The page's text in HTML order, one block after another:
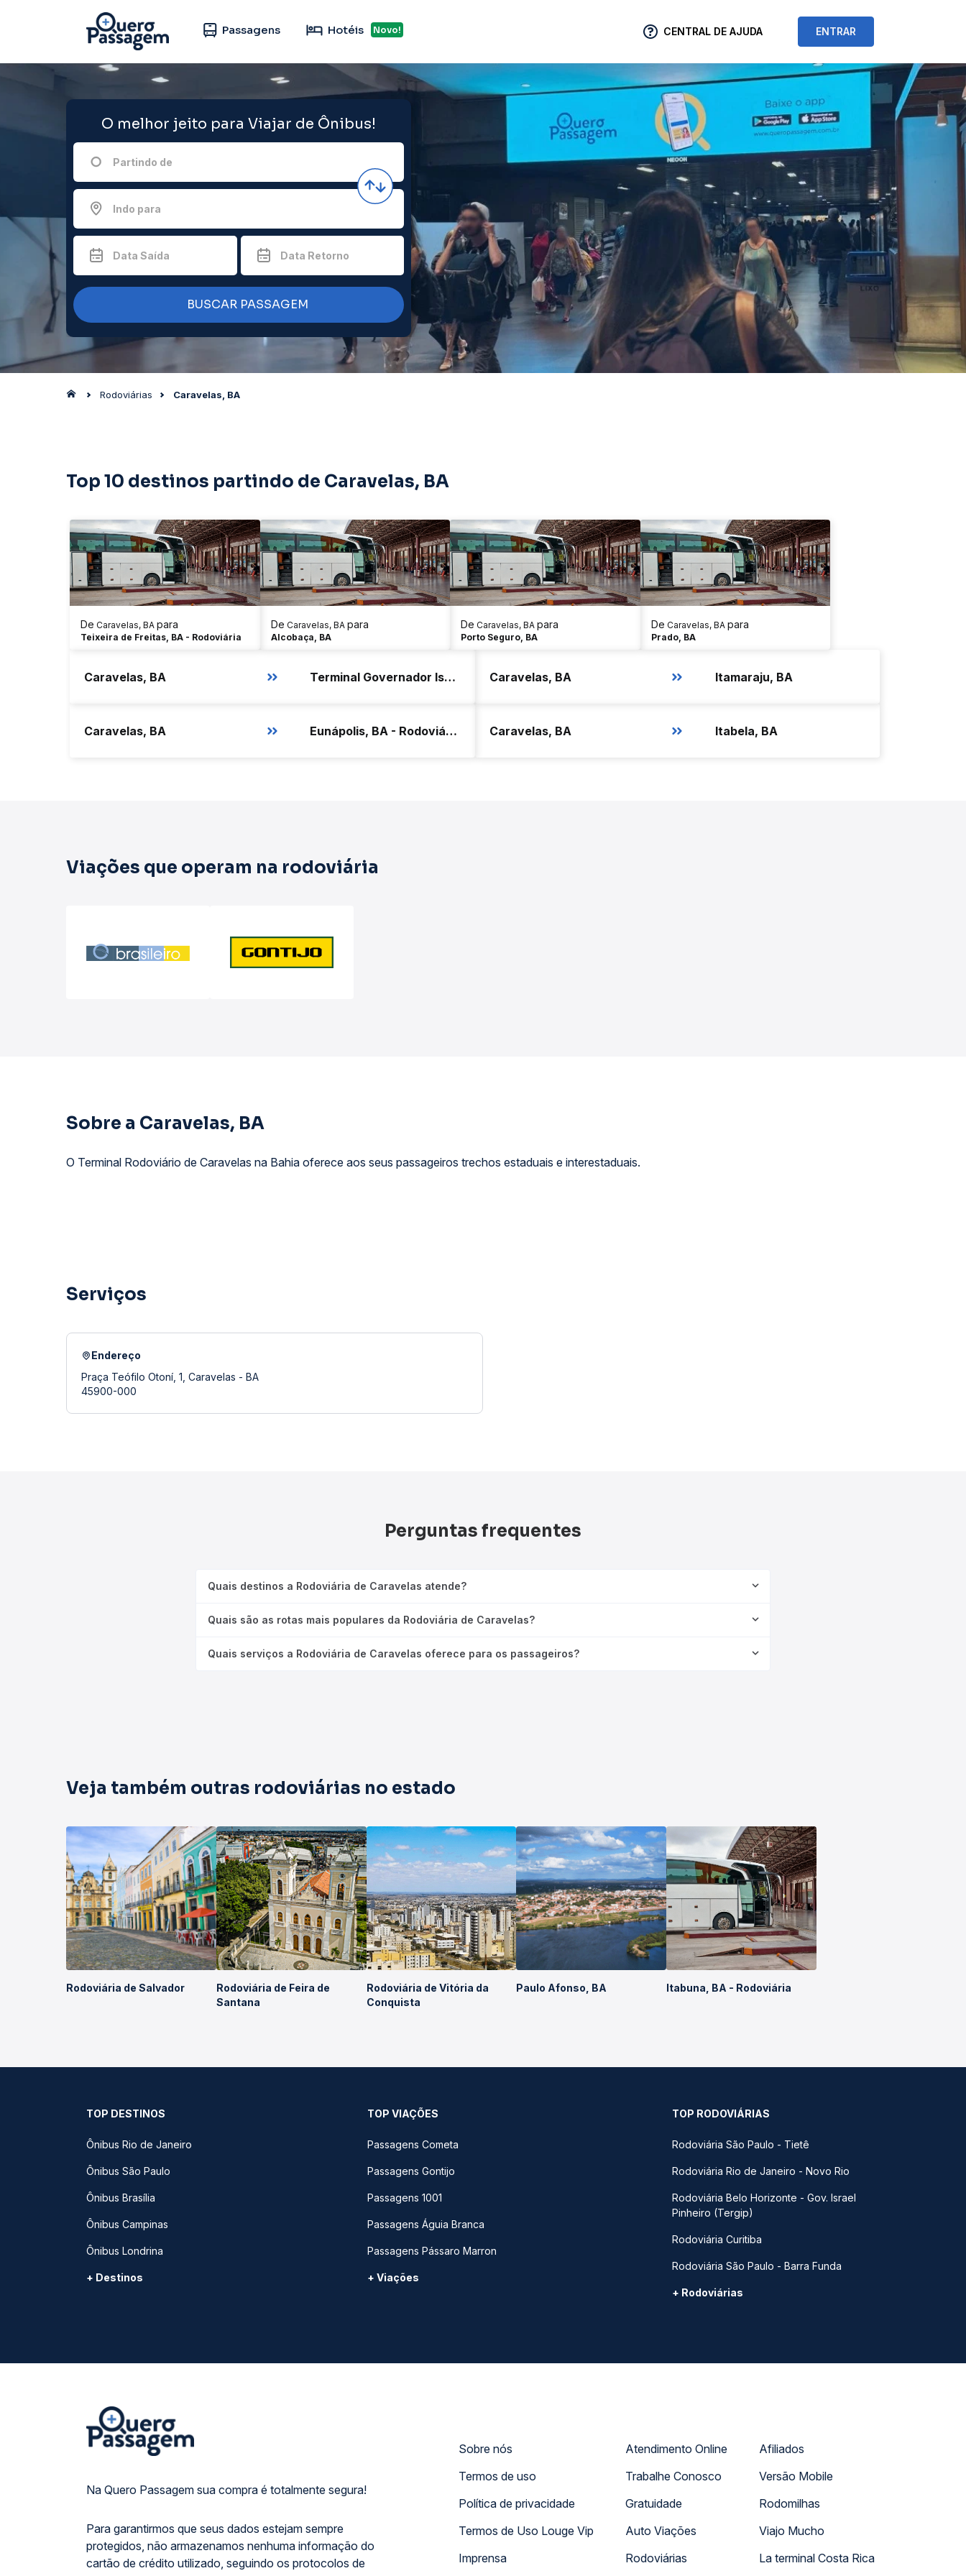
Passagens Hotéis Novo! CENTRAL DE AJUDA ENTRAR
O melhor jeito para Viajar de Ônibus!
Partindo de
Indo para
Data Saída Data Retorno
BUSCAR PASSAGEM
Rodoviárias Caravelas, BA
Top 10 destinos partindo de Caravelas, BA
De Caravelas, BA para
Teixeira de Freitas, BA - Rodoviária
De Caravelas, BA para
Alcobaça, BA
De Caravelas, BA para
Porto Seguro, BA
De Caravelas, BA para
Prado, BA
Caravelas, BA Terminal Governador Israel Pinheiro - Tergip Caravelas, BA Itamaraju, BA
Caravelas, BA Eunápolis, BA - Rodoviária Caravelas, BA Itabela, BA
Viações que operam na rodoviária
Sobre a Caravelas, BA
O Terminal Rodoviário de Caravelas na Bahia oferece aos seus passageiros trechos estaduais e interestaduais.
Serviços
Endereço
Praça Teófilo Otoní, 1, Caravelas - BA
45900-000
Perguntas frequentes
Quais destinos a Rodoviária de Caravelas atende?
Quais são as rotas mais populares da Rodoviária de Caravelas?
Quais serviços a Rodoviária de Caravelas oferece para os passageiros?
Veja também outras rodoviárias no estado
Rodoviária de Salvador
Rodoviária de Feira de
Santana
Rodoviária de Vitória da
Conquista
Paulo Afonso, BA Itabuna, BA - Rodoviária
TOP DESTINOS
Ônibus Rio de Janeiro
Ônibus São Paulo
Ônibus Brasília
Ônibus Campinas
Ônibus Londrina
+ Destinos
TOP VIAÇÕES
Passagens Cometa
Passagens Gontijo
Passagens 1001
Passagens Águia Branca
Passagens Pássaro Marron
+ Viações
TOP RODOVIÁRIAS
Rodoviária São Paulo - Tietê
Rodoviária Rio de Janeiro - Novo Rio
Rodoviária Belo Horizonte - Gov. Israel
Pinheiro (Tergip)
Rodoviária Curitiba
Rodoviária São Paulo - Barra Funda
+ Rodoviárias
Na Quero Passagem sua compra é totalmente segura!
Para garantirmos que seus dados estejam sempre
protegidos, não armazenamos nenhuma informação do
cartão de crédito utilizado, seguindo os protocolos de
Sobre nós
Termos de uso
Política de privacidade
Termos de Uso Louge Vip
Imprensa
Atendimento Online
Trabalhe Conosco
Gratuidade
Auto Viações
Rodoviárias
Afiliados
Versão Mobile
Rodomilhas
Viajo Mucho
La terminal Costa Rica